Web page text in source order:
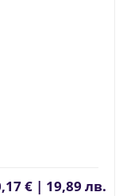
€ | 19,89 лв.